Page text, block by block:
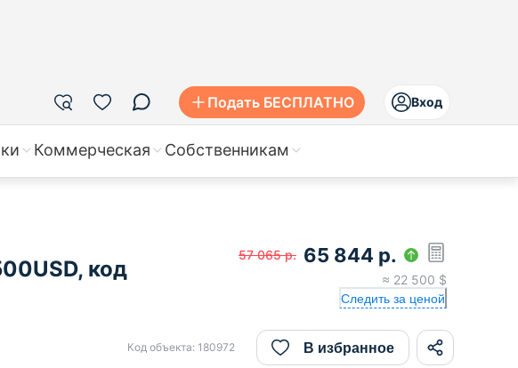
Подать БЕСПЛАТНО Вход
Коммерческая Собственникам
код
57 065 р. 65 844 р.
≈ 22 500 $
Следить за ценой
Код объекта: 180972 В избранное